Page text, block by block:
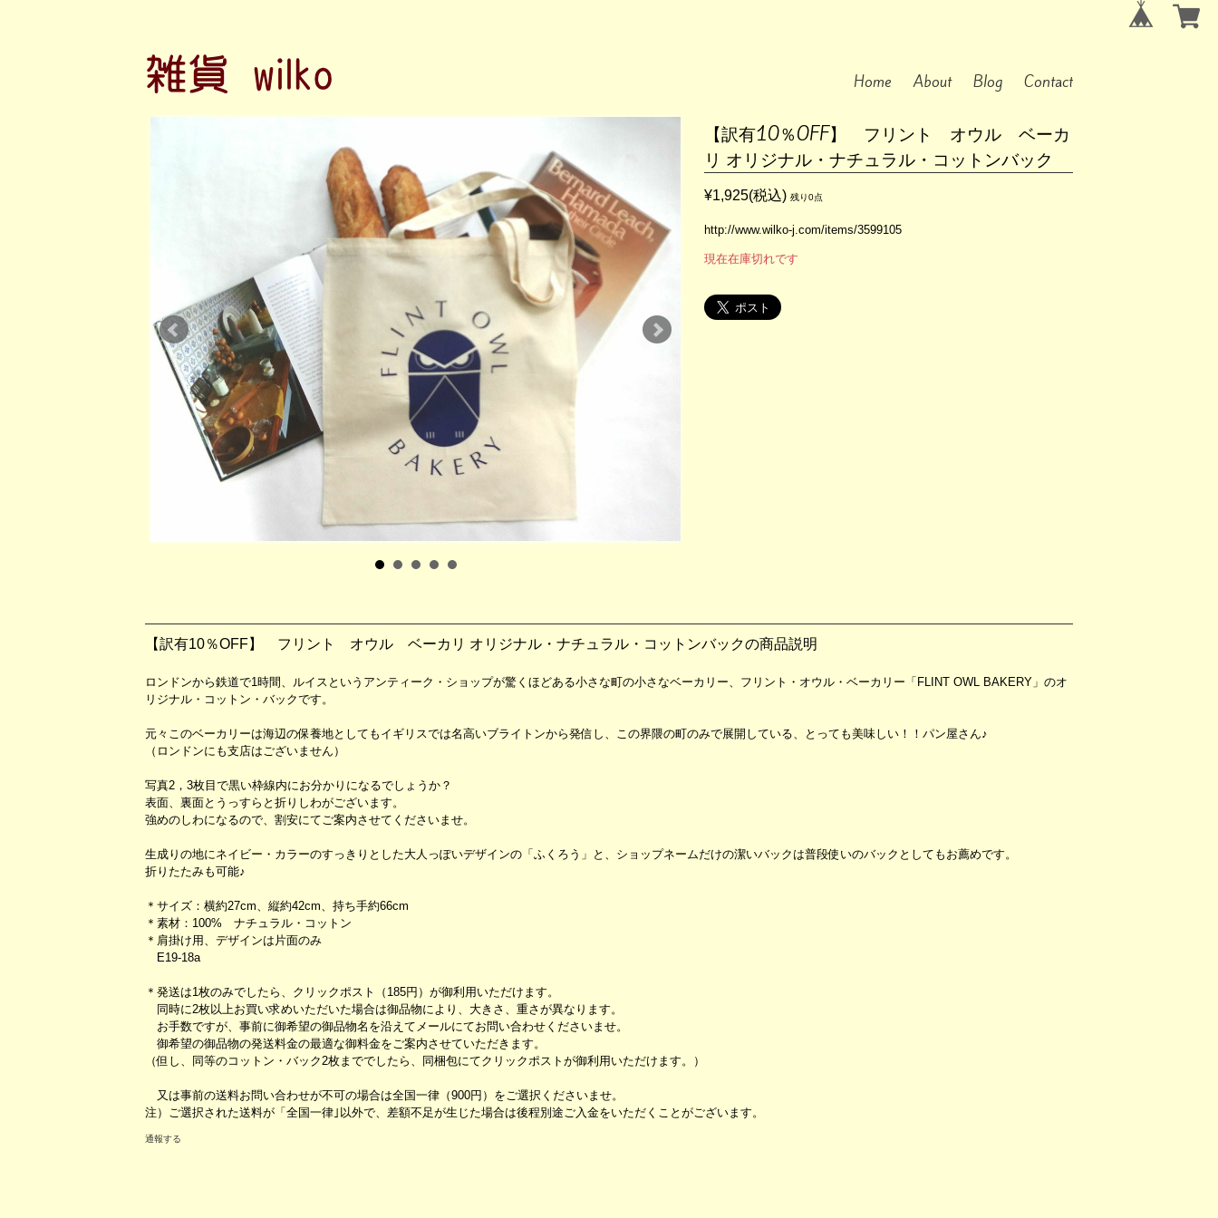
Home About Blog Contact
【訳有10％OFF】 フリント オウル ベーカ
リ オリジナル・ナチュラル・コットンバック
¥1,925(税込)残り0点
http://www.wilko-j.com/items/3599105
現在在庫切れです
【訳有10％OFF】 フリント オウル ベーカリ オリジナル・ナチュラル・コットンバックの商品説明
ロンドンから鉄道で1時間、ルイスというアンティーク・ショップが驚くほどある小さな町の小さなベーカリー、フリント・オウル・ベーカリー「FLINT OWL BAKERY」のオ
リジナル・コットン・バックです。
元々このベーカリーは海辺の保養地としてもイギリスでは名高いブライトンから発信し、この界隈の町のみで展開している、とっても美味しい！！パン屋さん♪
（ロンドンにも支店はございません）
写真2，3枚目で黒い枠線内にお分かりになるでしょうか？
表面、裏面とうっすらと折りしわがございます。
強めのしわになるので、割安にてご案内させてくださいませ。
生成りの地にネイビー・カラーのすっきりとした大人っぽいデザインの「ふくろう」と、ショップネームだけの潔いバックは普段使いのバックとしてもお薦めです。
折りたたみも可能♪
＊サイズ：横約27cm、縦約42cm、持ち手約66cm
＊素材：100% ナチュラル・コットン
＊肩掛け用、デザインは片面のみ
E19-18a
＊発送は1枚のみでしたら、クリックポスト（185円）が御利用いただけます。
同時に2枚以上お買い求めいただいた場合は御品物により、大きさ、重さが異なります。
お手数ですが、事前に御希望の御品物名を沿えてメールにてお問い合わせくださいませ。
御希望の御品物の発送料金の最適な御料金をご案内させていただきます。
（但し、同等のコットン・バック2枚まででしたら、同梱包にてクリックポストが御利用いただけます。）
又は事前の送料お問い合わせが不可の場合は全国一律（900円）をご選択くださいませ。
注）ご選択された送料が「全国一律｣以外で、差額不足が生じた場合は後程別途ご入金をいただくことがございます。
通報する